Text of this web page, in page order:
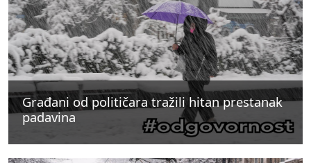
Građani od političara tražili hitan prestanak
padavina
Građani od političara tražili hitan prestanak
padavina
Građani od političara tražili hitan prestanak
padavina